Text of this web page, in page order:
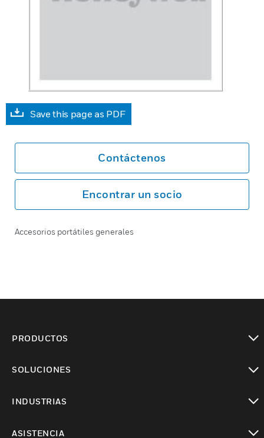
Save this page as PDF
Contáctenos
Encontrar un socio
Accesorios portátiles generales
PRODUCTOS
SOLUCIONES
INDUSTRIAS
ASISTENCIA